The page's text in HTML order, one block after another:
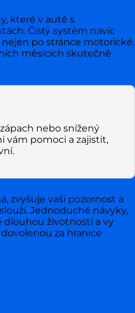
které v autě s
Čistý systém navíc
po stránce motorické,
měsících skutečně
nebo snížený
vám pomoci a zajistit,
zvyšuje vaši pozornost a
Jednoduché návyky,
dlouhou životností a vy
za hranice